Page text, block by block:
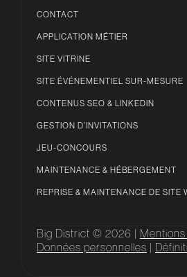
CONTACT
APPLICATION MÉTIER
SITE VITRINE
SITE ÉVÉNEMENTIEL SUR-MESURE
CONTENUS SEO & LINKEDIN
GESTION D’INVITATIONS
JEU-CONCOURS
MAINTENANCE & HÉBERGEMENT
REPRISE & MAINTENANCE DE SITE
Big District © 2026 |
Données personnelles |